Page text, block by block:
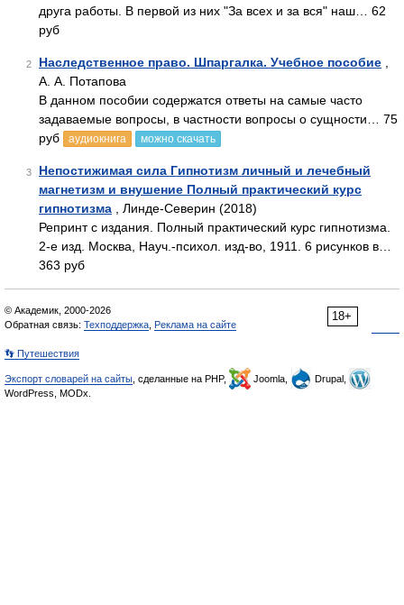
друга работы. В первой из них "За всех и за вся" наш… 62
руб
2 Наследственное право. Шпаргалка. Учебное пособие
А. А. Потапова
В данном пособии содержатся ответы на самые часто
задаваемые вопросы, в частности вопросы о сущности… 75
руб
аудиокнига можно скачать
3
Непостижимая сила Гипнотизм личный и лечебный
магнетизм и внушение Полный практический курс
гипнотизма , Линде-Северин (2018)
Репринт с издания. Полный практический курс гипнотизма.
2-е изд. Москва, Науч.-психол. изд-во, 1911. 6 рисунков в…
363 руб
18+
© Академик, 2000-2026
Обратная связь: Техподдержка Реклама на сайте
👣 Путешествия
Экспорт словарей на сайты , сделанные на PHP, Joomla,
Drupal,
WordPress, MODx.